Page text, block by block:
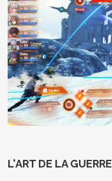
L'ART DE LA GUERRE